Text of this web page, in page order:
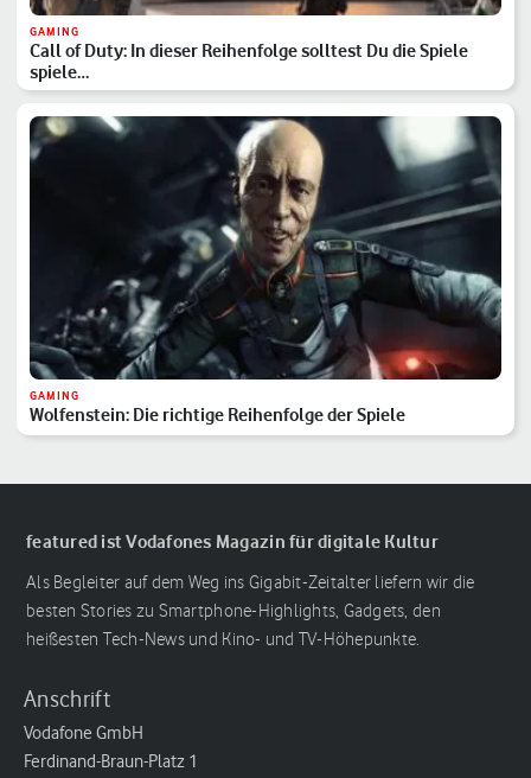
GAMING
Call of Duty: In dieser Reihenfolge solltest Du die Spiele
spiele…
GAMING
Wolfenstein: Die richtige Reihenfolge der Spiele
featured ist Vodafones Magazin für digitale Kultur
Als Begleiter auf dem Weg ins Gigabit-Zeitalter liefern wir die
besten Stories zu Smartphone-Highlights, Gadgets, den
heißesten Tech-News und Kino- und TV-Höhepunkte.
Anschrift
Vodafone GmbH
Ferdinand-Braun-Platz 1